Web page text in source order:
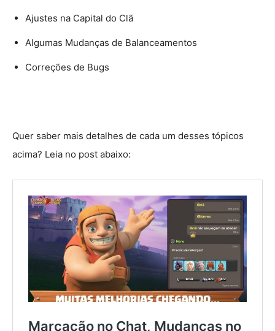
Ajustes na Capital do Clã
Algumas Mudanças de Balanceamentos
Correções de Bugs
Quer saber mais detalhes de cada um desses tópicos
acima? Leia no post abaixo: